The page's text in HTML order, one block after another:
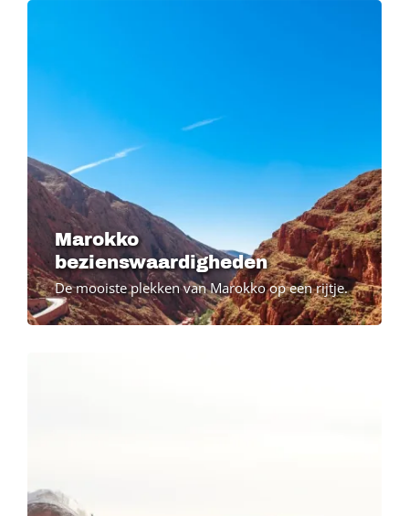
Marokko
bezienswaardigheden
De mooiste plekken van Marokko op een rijtje.